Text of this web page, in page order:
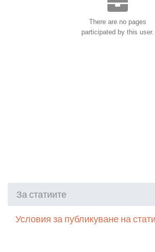
There are no pages
participated by this user.
За статиите
Условия за публикуване на